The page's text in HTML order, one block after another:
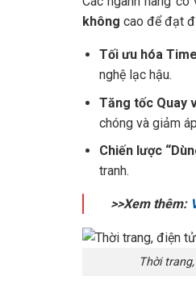
không cao để đạt
Tối ưu hóa
nghệ lạc hậu.
Tăng tốc Quay
chóng và giảm
Chiến lược
tranh.
>>Xem thêm:
Thời